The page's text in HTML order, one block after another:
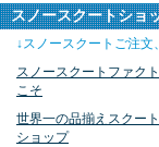
スノースクートショ
↓スノースクートご注文
スノースクートファク
こそ
世界一の品揃えスクー
ショップ